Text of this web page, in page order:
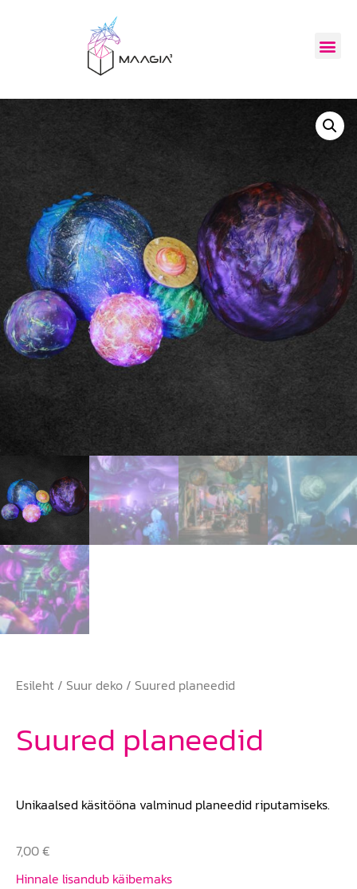
Esileht / Suur deko / Suured planeedid
Suured planeedid
Unikaalsed käsitööna valminud planeedid riputamiseks.
7,00€
Hinnale lisandub käibemaks